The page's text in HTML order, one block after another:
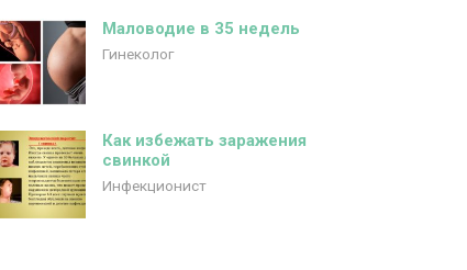
Маловодие в 35 недель
Гинеколог
Как избежать заражения
свинкой
Инфекционист